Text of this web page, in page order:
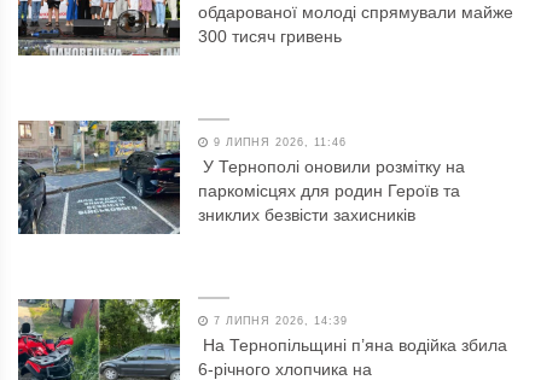
обдарованої молоді спрямували майже
300 тисяч гривень
9 ЛИПНЯ 2026, 11:46
У Тернополі оновили розмітку на
паркомісцях для родин Героїв та
зниклих безвісти захисників
7 ЛИПНЯ 2026, 14:39
На Тернопільщині п’яна водійка збила
6-річного хлопчика на